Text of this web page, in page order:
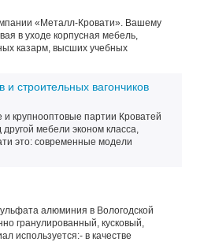
«Металл-Кровати». Вашему
в уходе корпусная мебель,
казарм, высших учебных
строительных вагончиков
крупнооптовые партии Кроватей
мебели эконом класса,
это: современные модели
алюминия в Вологодской
гранулированный, кусковый,
в качестве